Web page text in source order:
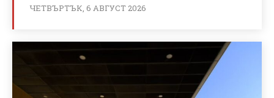
ЧЕТВЪРТЪК, 6 АВГУСТ 2026